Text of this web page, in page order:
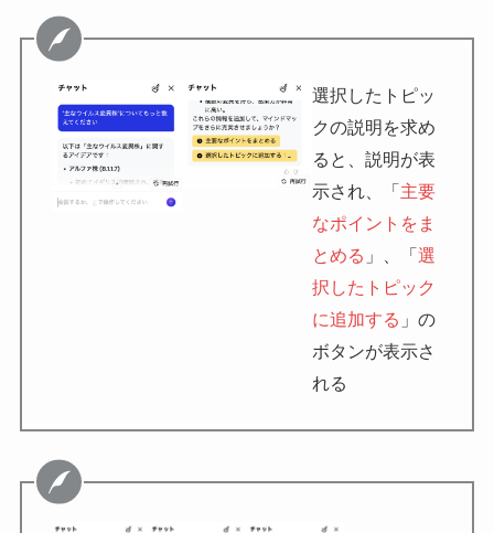
選択したトピッ
クの説明を求め
ると、説明が表
示され、「主要
なポイントをま
とめる 」、「選
択したトピック
に追加する 」の
ボタンが表示さ
れる